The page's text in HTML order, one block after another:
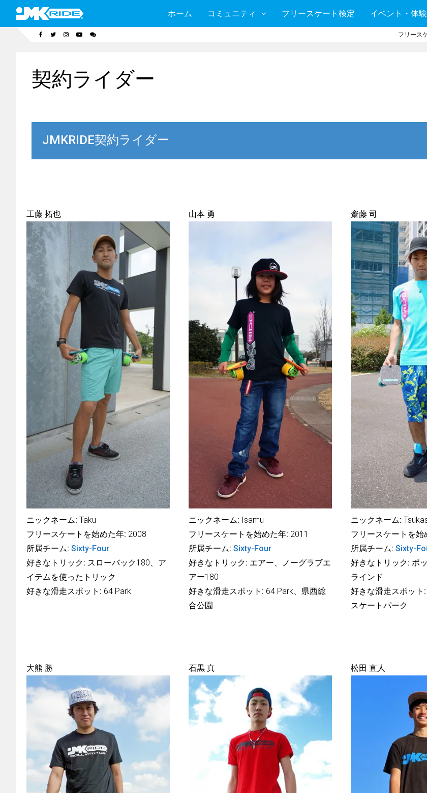
ホーム コミュニティ フリースケート検定 イベント・体
フリース
契約ライダー
JMKRIDE契約ライダー
工藤 拓也
ニックネーム: Taku
フリースケートを始めた年: 2008
所属チーム: Sixty-Four
好きなトリック: スローバック180、ア
イテムを使ったトリック
好きな滑走スポット: 64 Park
山本 勇
ニックネーム: Isamu
フリースケートを始めた年: 2011
所属チーム: Sixty-Four
好きなトリック: エアー、ノーグラブエ
アー180
好きな滑走スポット: 64 Park、県西総
合公園
齋藤 司
ニックネーム:
フリースケートを始
所属チーム: Sixty-
好きなトリック: ポ
ラインド
好きな滑走スポット:
スケートパーク
大熊 勝 石黒 真 松田 直人